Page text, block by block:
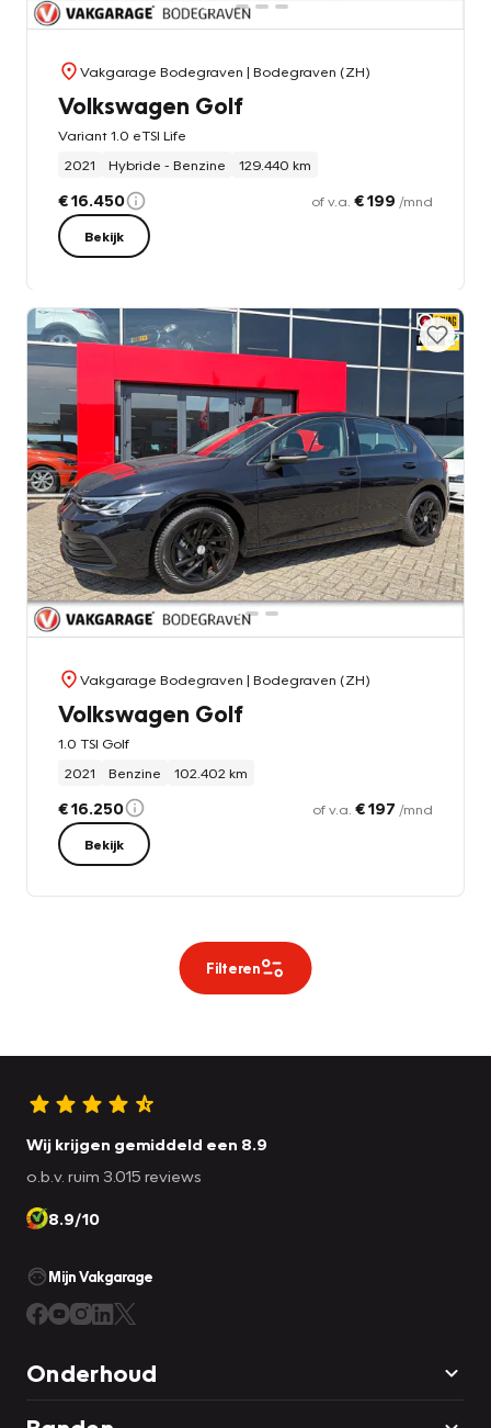
Vakgarage Bodegraven | Bodegraven (ZH)
Volkswagen Golf
Variant 1.0 eTSI Life
2021
Hybride - Benzine 129.440 km
€ 16.450 of v.a. € 199 /mnd
Bekijk
Vakgarage Bodegraven | Bodegraven (ZH)
Volkswagen Golf
1.0 TSI Golf
2021
Benzine 102.402 km
€ 16.250 of v.a. € 197 /mnd
Bekijk
Filteren
Wij krijgen gemiddeld een 8.9
o.b.v. ruim 3.015 reviews
8.9/10
Mijn Vakgarage
Onderhoud